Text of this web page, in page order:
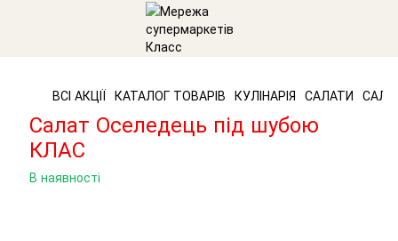
ВСІ АКЦІЇ КАТАЛОГ ТОВАРІВ КУЛІНАРІЯ САЛАТИ
Салат Оселедець під шубою
КЛАС
В наявності